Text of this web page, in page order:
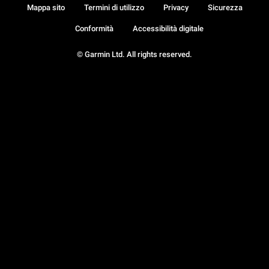
© Garmin Ltd. All rights reserved.
Mappa sito Termini di utilizzo Privacy Sicurezza
Conformità Accessibilità digitale